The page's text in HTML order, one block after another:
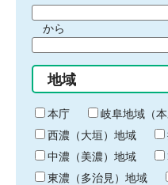
間
始
り
から
間
終
わ
り
地域
本庁
岐阜地域（本
西濃（大垣）地域
中濃（美濃）地域
東濃（多治見）地域